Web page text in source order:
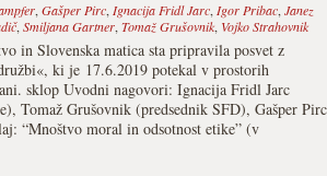
, Gašper Pirc, Ignacija Fridl Jarc, Igor Pribac, Janez
, Smiljana Gartner, Tomaž Grušovnik, Vojko Strahovnik
in Slovenska matica sta pripravila posvet z
ki je 17.6.2019 potekal v prostorih
sklop Uvodni nagovori: Ignacija Fridl Jarc
Tomaž Grušovnik (predsednik SFD), Gašper Pirc
“Mnoštvo moral in odsotnost etike” (v